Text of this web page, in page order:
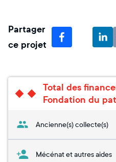
Partager
ce projet
Total des
Fondation du
Ancienne(s) collecte(s)
Mécénat et autres aides